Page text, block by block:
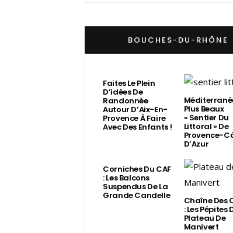
BOUCHES-DU-RHÔNE
Faites Le Plein
D’idées De
Randonnée
Autour D’Aix-En-
Provence À Faire
Avec Des Enfants !
Plus Beaux
« Sentier Du
Littoral » De
Provence-
D’Azur
Corniches Du CAF
: Les Balcons
Suspendus De La
Grande Candelle Chaîne Des
: Les Pépites
Plateau De
Manivert